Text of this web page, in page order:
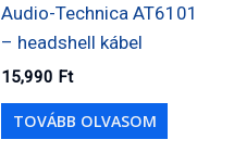
Audio-Technica AT6101
– headshell kábel
15,990 Ft
TOVÁBB OLVASOM